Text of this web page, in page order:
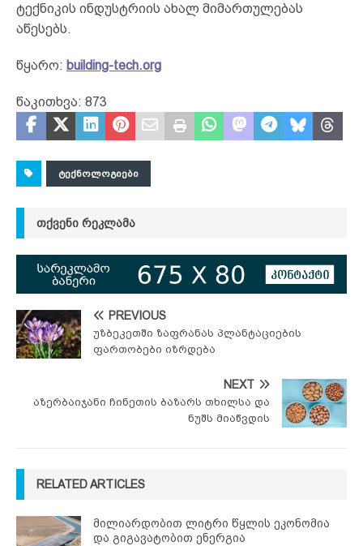
ტექნიკის ინდუსტრიის ახალ მიმართულებას
აწესებს.
წყარო: building-tech.org
წაკითხვა: 873
ᲢᲔᲥᲜᲝᲚᲝᲒᲘᲔᲑᲘ
ᲗᲥᲕᲔᲜᲘ ᲠᲔᲙᲚᲐᲛᲐ
PREVIOUS
უზბეკეთში ზაფრანას პლანტაციების
ფართობები იზრდება
NEXT
აზერბაიჯანი ჩინეთის ბაზარს თხილსა და
ნუშს მიაწვდის
RELATED ARTICLES
მილიარდობით ლიტრი წყლის ეკონომია
და გიგავატობით ენერგია